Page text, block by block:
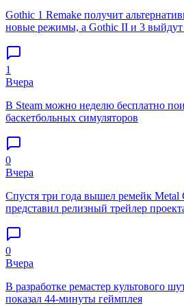
Gothic 1 Remake получит
новые режимы, а Gothic II и 3 выйдут
1
Вчера
В Steam можно неделю бесплатно
баскетбольных симуляторов
0
Вчера
Спустя три года вышел ремейк Metal
представил релизный трейлер
0
Вчера
В разработке ремастер культового
показал 44-минуты геймплея